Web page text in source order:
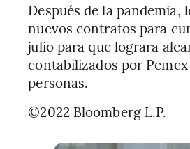
Después de la
nuevos contratos para
julio para que lograra
contabilizados por
personas.
©2022 Bloomberg L.P.